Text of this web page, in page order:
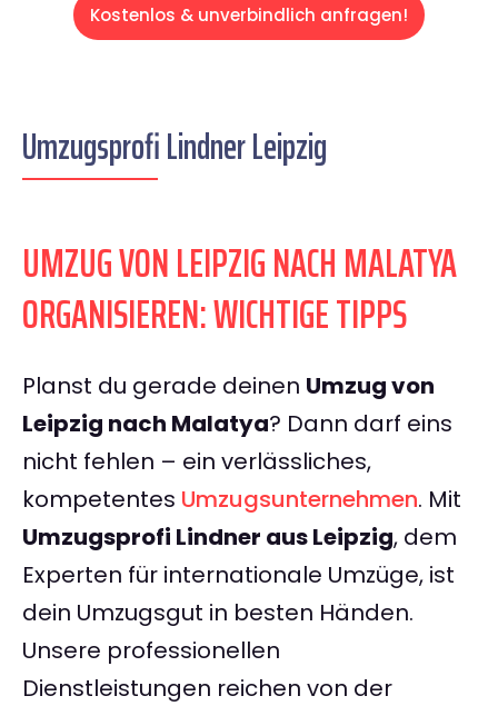
Kostenlos & unverbindlich anfragen!
Umzugsprofi Lindner Leipzig
UMZUG VON LEIPZIG NACH MALATYA
ORGANISIEREN: WICHTIGE TIPPS
Planst du gerade deinen Umzug von
Leipzig nach Malatya? Dann darf eins
nicht fehlen – ein verlässliches,
kompetentes Umzugsunternehmen. Mit
Umzugsprofi Lindner aus Leipzig, dem
Experten für internationale Umzüge, ist
dein Umzugsgut in besten Händen.
Unsere professionellen
Dienstleistungen reichen von der